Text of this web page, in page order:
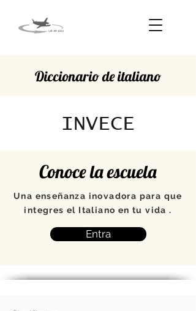
Diccionario de italiano
INVECE
Conoce la escuela
Una enseñanza inovadora para que
integres el Italiano en tu vida .
Entra